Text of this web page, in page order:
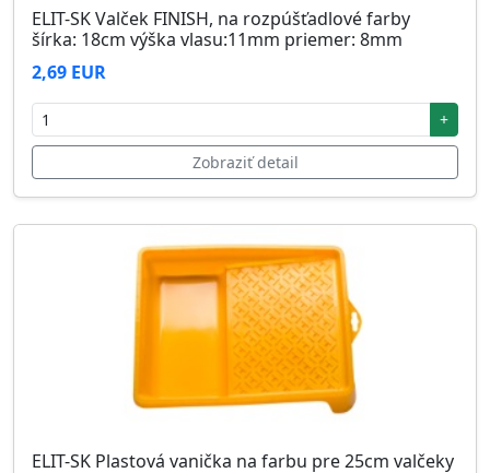
ELIT-SK Valček FINISH, na rozpúšťadlové farby
šírka: 18cm výška vlasu:11mm priemer: 8mm
2,69 EUR
+
Zobraziť detail
ELIT-SK Plastová vanička na farbu pre 25cm valčeky